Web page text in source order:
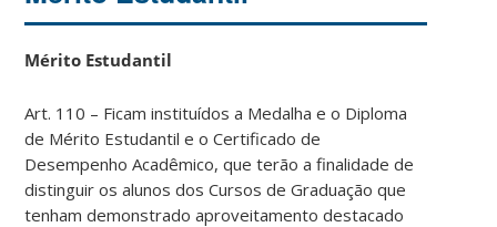
Mérito Estudantil
Art. 110 – Ficam instituídos a Medalha e o Diploma
de Mérito Estudantil e o Certificado de
Desempenho Acadêmico, que terão a finalidade de
distinguir os alunos dos Cursos de Graduação que
tenham demonstrado aproveitamento destacado